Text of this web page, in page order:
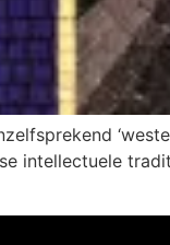
intellectuele